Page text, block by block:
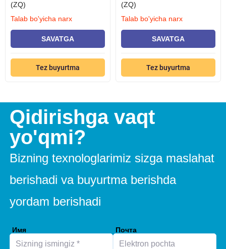
(ZQ)
Talab bo'yicha narx
SAVATGA
Tez buyurtma
(ZQ)
Talab bo'yicha narx
SAVATGA
Tez buyurtma
Qidirishga vaqt
yo'qmi?
Bizning texnologlarimiz sizga maslahat
berishadi va buyurtma berishda
yordam berishadi
Имя Почта